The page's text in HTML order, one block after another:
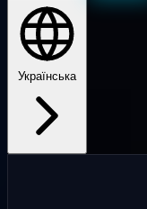
Українська